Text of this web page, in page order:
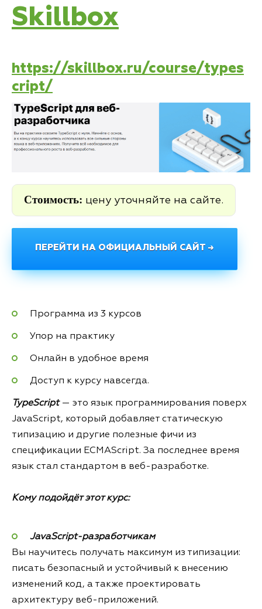
Skillbox
https://skillbox.ru/course/types
cript/
Стоимость: цену уточняйте на сайте.
ПЕРЕЙТИ НА ОФИЦИАЛЬНЫЙ САЙТ →
Программа из 3 курсов
Упор на практику
Онлайн в удобное время
Доступ к курсу навсегда.
TypeScript— это язык программирования поверх
JavaScript, который добавляет статическую
типизацию и другие полезные фичи из
спецификации ECMAScript. За последнее время
язык стал стандартом в веб-разработке.
Кому подойдёт этот курс:
JavaScript-разработчикам
Вы научитесь получать максимум из типизации:
писать безопасный и устойчивый к внесению
изменений код, а также проектировать
архитектуру веб-приложений.